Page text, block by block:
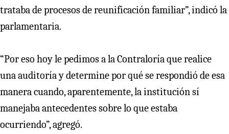
trataba de procesos de reunificación familiar”, indicó la
parlamentaria.
“Por eso hoy le pedimos a la Contraloría que realice
una auditoría y determine por qué se respondió de esa
manera cuando, aparentemente, la institución sí
manejaba antecedentes sobre lo que estaba
ocurriendo”, agregó.